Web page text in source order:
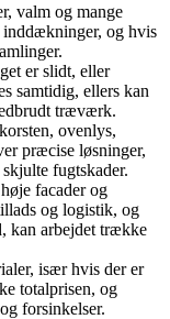
valm og mange
og hvis
er slidt, eller
samtidig, ellers kan
træværk.
ovenlys,
præcise løsninger,
fugtskader.
facader og
og logistik, og
kan arbejdet trække
især hvis der er
totalprisen, og
forsinkelser.